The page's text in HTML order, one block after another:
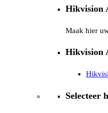
Hikvision
Maak hier
Hikvision
Selecteer